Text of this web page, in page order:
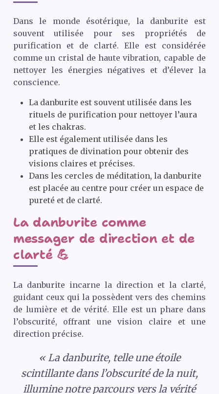
Dans le monde ésotérique, la danburite est
souvent utilisée pour ses propriétés de
purification et de clarté. Elle est considérée
comme un cristal de haute vibration, capable de
nettoyer les énergies négatives et d’élever la
conscience.
La danburite est souvent utilisée dans les
rituels de purification pour nettoyer l’aura
et les chakras.
Elle est également utilisée dans les
pratiques de divination pour obtenir des
visions claires et précises.
Dans les cercles de méditation, la danburite
est placée au centre pour créer un espace de
pureté et de clarté.
La danburite comme
messager de direction et de
clarté 💪
La danburite incarne la direction et la clarté,
guidant ceux qui la possèdent vers des chemins
de lumière et de vérité. Elle est un phare dans
l’obscurité, offrant une vision claire et une
direction précise.
« La danburite, telle une étoile
scintillante dans l’obscurité de la nuit,
illumine notre parcours vers la vérité